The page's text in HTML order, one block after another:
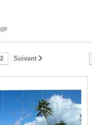
2 Suivant